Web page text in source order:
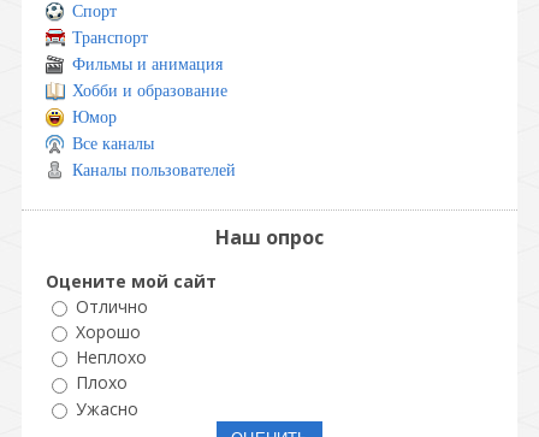
Спорт
Транспорт
Фильмы и анимация
Хобби и образование
Юмор
Все каналы
Каналы пользователей
Наш опрос
Оцените мой сайт
Отлично
Хорошо
Неплохо
Плохо
Ужасно